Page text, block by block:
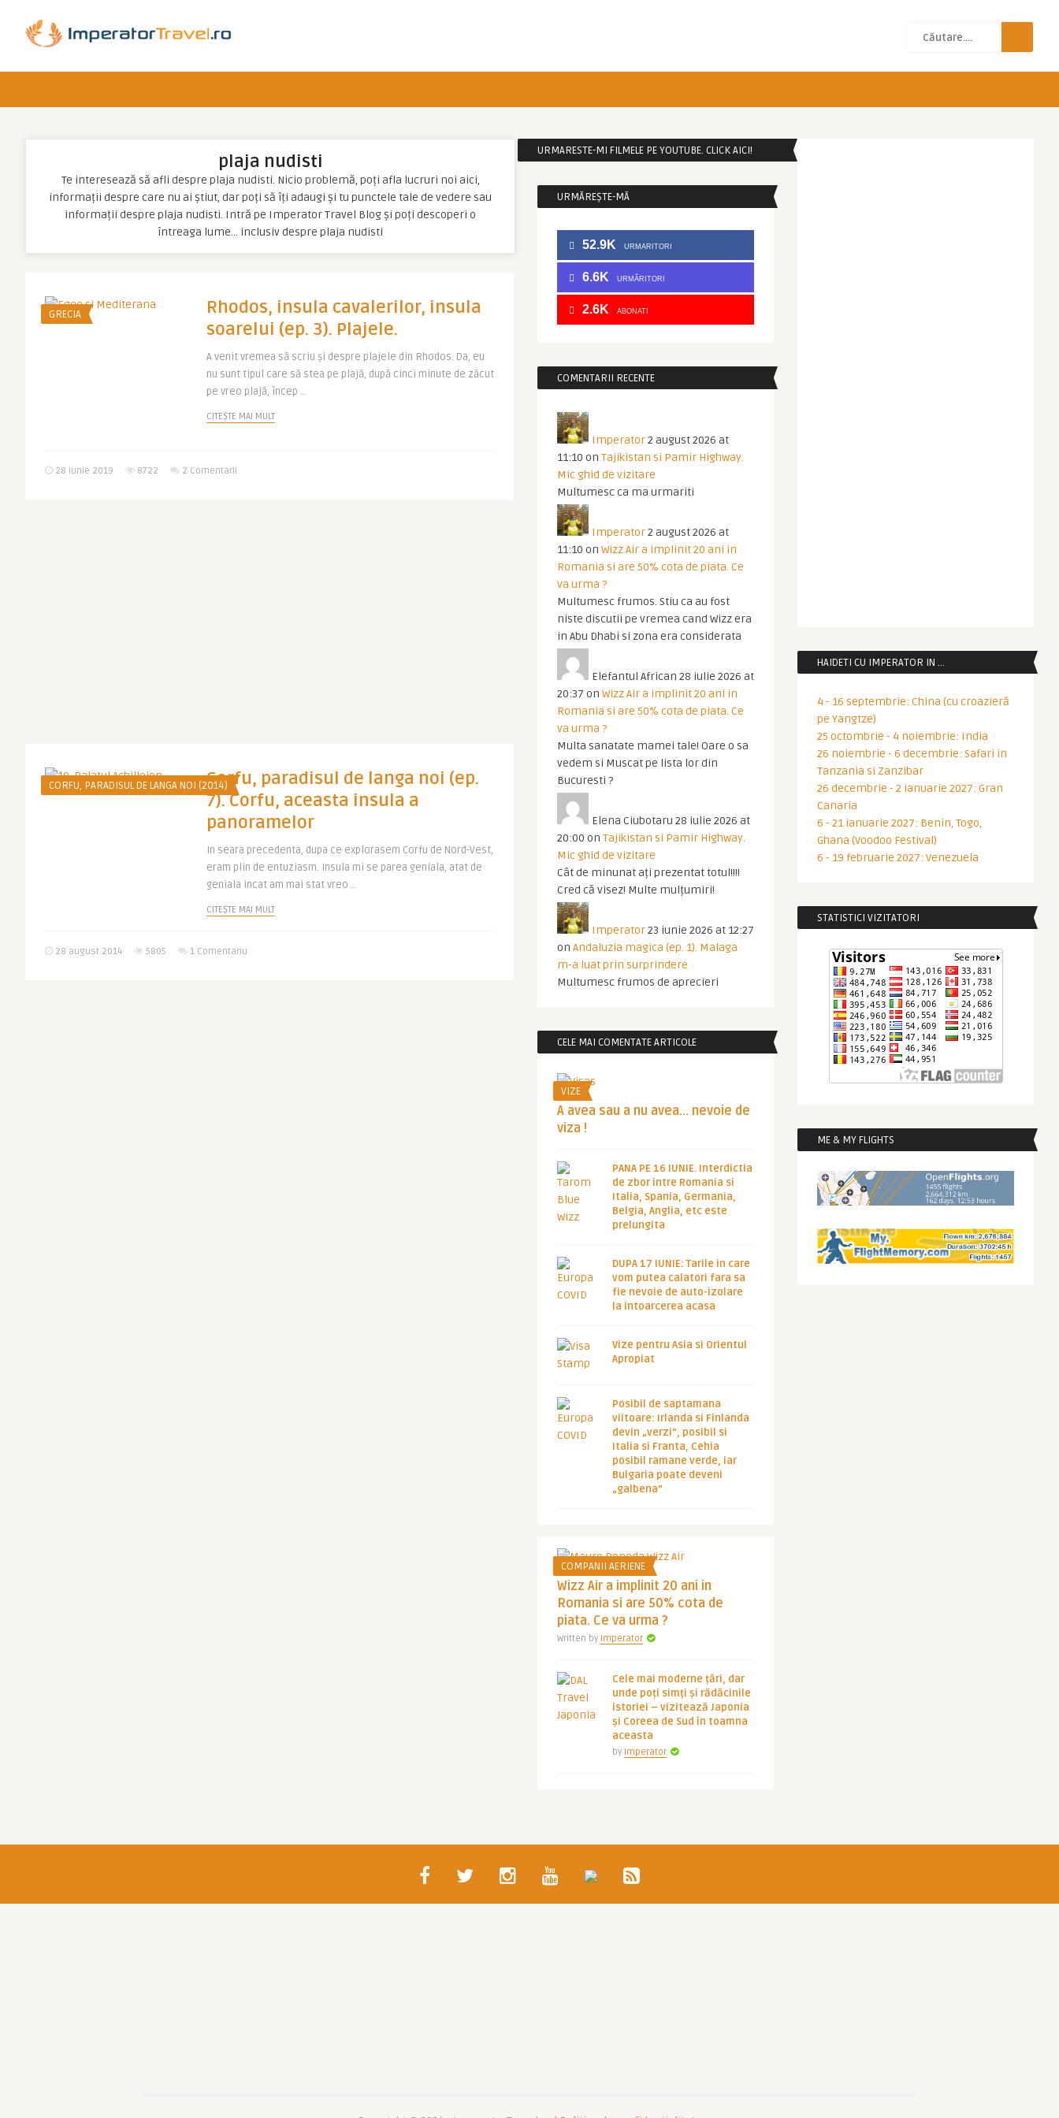
plaja nudisti
Te interesează să afli despre plaja nudisti. Nicio problemă, poți afla lucruri noi aici,
informații despre care nu ai știut, dar poți să îți adaugi și tu punctele tale de vedere sau
informații despre plaja nudisti. Intră pe Imperator Travel Blog și poți descoperi o
întreaga lume… inclusiv despre plaja nudisti
GRECIA
Rhodos, insula cavalerilor, insula
soarelui (ep. 3). Plajele.
A venit vremea să scriu și despre plajele din Rhodos. Da, eu
nu sunt tipul care să stea pe plajă, după cinci minute de zăcut
pe vreo plajă, încep ..
CITEȘTE MAI MULT
28 iunie 2019 8722 2 Comentarii
CORFU, PARADISUL DE LANGA NOI (2014)Corfu, paradisul de langa noi (ep.
7). Corfu, aceasta insula a
panoramelor
In seara precedenta, dupa ce explorasem Corfu de Nord-Vest,
eram plin de entuziasm. Insula mi se parea geniala, atat de
geniala incat am mai stat vreo ..
CITEȘTE MAI MULT
28 august 2014 5805 1 Comentariu
URMARESTE-MI FILMELE PE YOUTUBE. CLICK AICI!
URMĂREȘTE-MĂ
52.9K URMARITORI
6.6K URMĂRITORI
2.6K ABONATI
COMENTARII RECENTE
Imperator2 august 2026 at
11:10 on Tajikistan si Pamir Highway.
Mic ghid de vizitare
Multumesc ca ma urmariti
Imperator2 august 2026 at
11:10 on Wizz Air a implinit 20 ani in
Romania si are 50% cota de piata. Ce
va urma ?
Multumesc frumos. Stiu ca au fost
niste discutii pe vremea cand Wizz era
in Abu Dhabi si zona era considerata
Elefantul African 28 iulie 2026 at
20:37 on Wizz Air a implinit 20 ani in
Romania si are 50% cota de piata. Ce
va urma ?
Multa sanatate mamei tale! Oare o sa
vedem si Muscat pe lista lor din
Bucuresti ?
Elena Ciubotaru 28 iulie 2026 at
20:00 on Tajikistan si Pamir Highway.
Mic ghid de vizitare
Cât de minunat ați prezentat totul!!!!
Cred că visez! Multe mulțumiri!
Imperator23 iunie 2026 at 12:27
on Andaluzia magica (ep. 1). Malaga
m-a luat prin surprindere
Multumesc frumos de aprecieri
CELE MAI COMENTATE ARTICOLE
VIZE
A avea sau a nu avea… nevoie de
viza !
PANA PE 16 IUNIE. Interdictia
de zbor intre Romania si
Italia, Spania, Germania,
Belgia, Anglia, etc este
prelungita
DUPA 17 IUNIE: Tarile in care
vom putea calatori fara sa
fie nevoie de auto-izolare
la intoarcerea acasa
Vize pentru Asia si Orientul
Apropiat
Posibil de saptamana
viitoare: Irlanda si Finlanda
devin „verzi”, posibil si
Italia si Franta, Cehia
posibil ramane verde, iar
Bulgaria poate deveni
„galbena”
COMPANII AERIENE
Wizz Air a implinit 20 ani in
Romania si are 50% cota de
piata. Ce va urma ?
Written by Imperator
Cele mai moderne țări, dar
unde poți simți și rădăcinile
istoriei – vizitează Japonia
și Coreea de Sud în toamna
aceasta
by Imperator
HAIDETI CU IMPERATOR IN …
4 - 16 septembrie: China (cu croazieră
pe Yangtze)
25 octombrie - 4 noiembrie: India
26 noiembrie - 6 decembrie: Safari in
Tanzania si Zanzibar
26 decembrie - 2 ianuarie 2027: Gran
Canaria
6 - 21 ianuarie 2027: Benin, Togo,
Ghana (Voodoo Festival)
6 - 19 februarie 2027: Venezuela
STATISTICI VIZITATORI
ME & MY FLIGHTS